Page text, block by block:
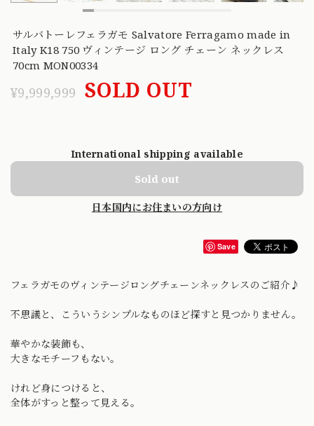
サルバトーレフェラガモ Salvatore Ferragamo made in
Italy K18 750 ヴィンテージ ロング チェーン ネックレス
70cm MON00334
¥9,999,999 SOLD OUT
International shipping available
Sold out
日本国内にお住まいの方向け
Save
フェラガモのヴィンテージロングチェーンネックレスのご紹介♪
不思議と、こういうシンプルなものほど探すと見つかりません。
華やかな装飾も、
大きなモチーフもない。
けれど身につけると、
全体がすっと整って見える。